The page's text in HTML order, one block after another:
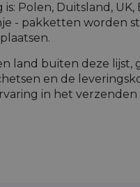
Polen, Duitsland,
- pakketten worden
land buiten deze
en de
in het